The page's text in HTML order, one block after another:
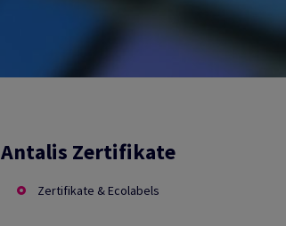
Antalis Zertifikate
Zertifikate & Ecolabels